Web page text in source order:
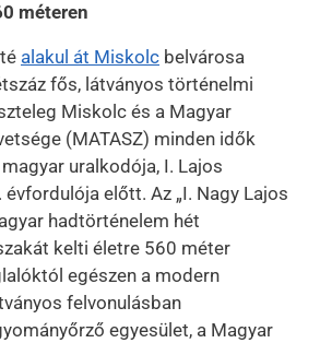
méteren
alakul át Miskolc belvárosa
fős, látványos történelmi
Miskolc és a Magyar
(MATASZ) minden idők
uralkodója, I. Lajos
előtt. Az „I. Nagy Lajos
hadtörténelem hét
kelti életre 560 méter
egészen a modern
felvonulásban
egyesület, a Magyar